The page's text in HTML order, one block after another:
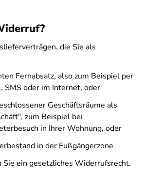
die Sie als
Fernabsatz, also zum Beispiel per
SMS oder im Internet, oder
Geschäftsräume als
zum Beispiel bei
in Ihrer Wohnung, oder
in der Fußgängerzone
Sie ein gesetzliches Widerrufsrecht.